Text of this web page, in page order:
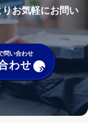
お気軽にお問い
問い合わせ
わせ